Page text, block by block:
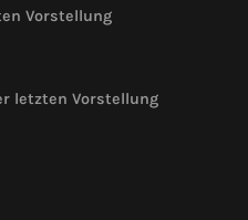
Vorstellung
letzten Vorstellung